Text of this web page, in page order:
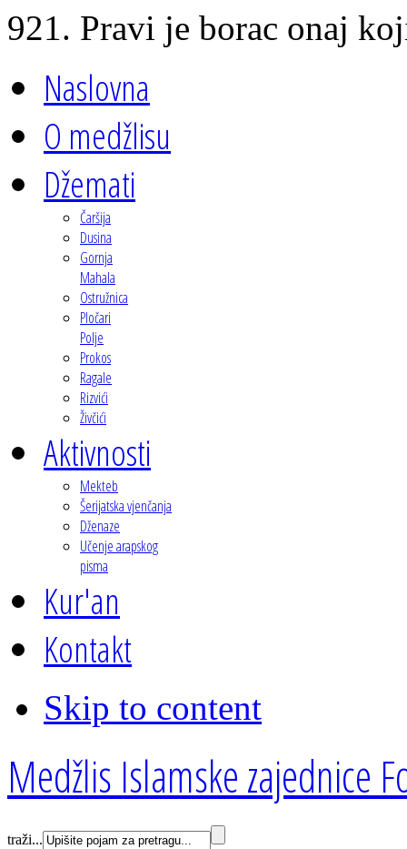
921. Pravi je borac onaj
Naslovna
O medžlisu
Džemati
Čaršija
Dusina
Gornja
Mahala
Ostružnica
Pločari
Polje
Prokos
Ragale
Rizvići
Živčići
Aktivnosti
Mekteb
Šerijatska vjenčanja
Dženaze
Učenje arapskog
pisma
Kur'an
Kontakt
Skip to content
Medžlis Islamske zajednice
traži...